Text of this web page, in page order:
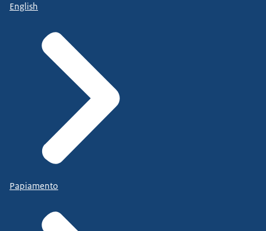
English
Papiamento